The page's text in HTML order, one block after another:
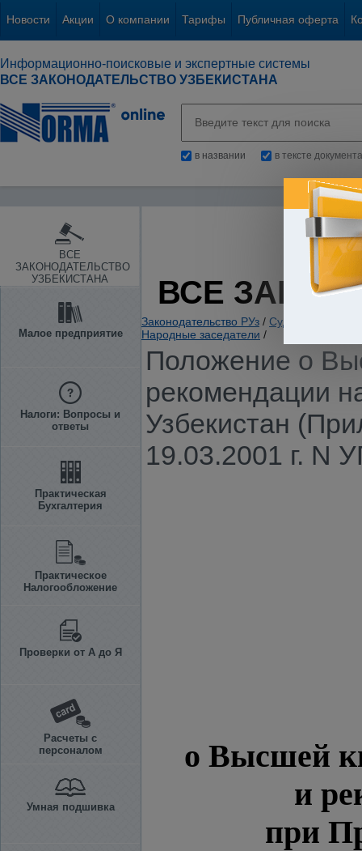
Новости Акции О компании Тарифы Публичная оферта
Информационно-поисковые и экспертные системы
ВСЕ ЗАКОНОДАТЕЛЬСТВО УЗБЕКИСТАНА
в названии в тексте документа
ВСЕ
ЗАКОНОДАТЕЛЬСТВО
УЗБЕКИСТАНА
Малое предприятие
Налоги: Вопросы и
ответы
Практическая
Бухгалтерия
Практическое
Налогообложение
Проверки от А до Я
Расчеты с
персоналом
Умная подшивка
ВСЕ
Законодательство РУз / Судебная
Народные заседатели /
Положение о
рекомендации
Узбекистан
19.03.2001 г. N
о Высшей
и
при